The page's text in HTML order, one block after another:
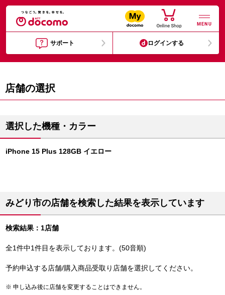
MENU
サポート ログインする
店舗の選択
選択した機種・カラー
iPhone 15 Plus 128GB イエロー
みどり市の店舗を検索した結果を表示しています
検索結果：1店舗
全1件中1件目を表示しております。(50音順)
予約申込する店舗/購入商品受取り店舗を選択してください。
申し込み後に店舗を変更することはできません。